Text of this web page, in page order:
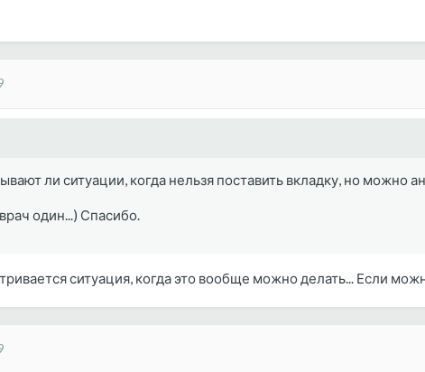
ли ситуации, когда нельзя поставить вкладку, но можно
один...) Спасибо.
ситуация, когда это вообще можно делать... Если